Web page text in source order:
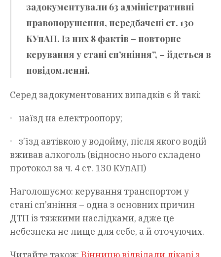
задокументували 63 адміністративні
правопорушення, передбачені ст. 130
КУпАП. Із них 8 фактів – повторне
керування у стані сп’яніння”, – йдеться в
повідомленні.
Серед задокументованих випадків є й такі:
наїзд на електроопору;
з’їзд автівкою у водойму, після якого водій
вживав алкоголь (відносно нього складено
протокол за ч. 4 ст. 130 КУпАП)
Наголошуємо: керування транспортом у
стані сп’яніння – одна з основних причин
ДТП із тяжкими наслідками, адже це
небезпека не лище для себе, а й оточуючих.
Читайте також: Вінницю відвідали лікарі з